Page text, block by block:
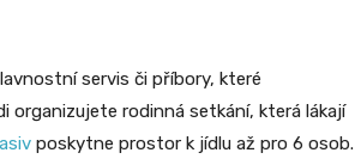
servis či příbory, které
organizujete rodinná setkání, která lákají
poskytne prostor k jídlu až pro 6 osob.